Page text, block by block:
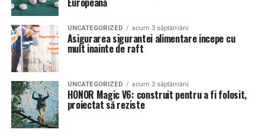
UNCATEGORIZED acum 3 săptămâni
Asigurarea sigurantei alimentare incepe cu
mult inainte de raft
UNCATEGORIZED acum 3 săptămâni
HONOR Magic V6: construit pentru a fi folosit,
proiectat să reziste